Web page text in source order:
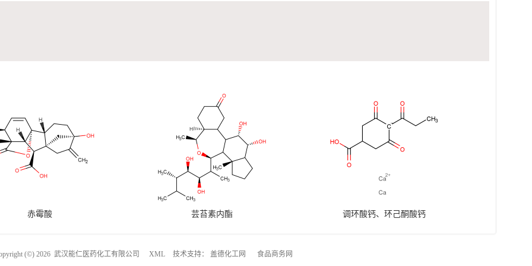
赤霉酸 芸苔素内酯 调环酸钙、环己酮酸钙
(©) 2026 武汉能仁医药化工有限公司 XML 技术支持： 盖德化工网 食品商务网